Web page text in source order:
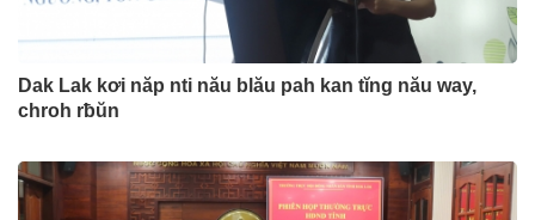
Dak Lak kơi năp nti nău blău pah kan tĭng nău way,
chroh rƀŭn